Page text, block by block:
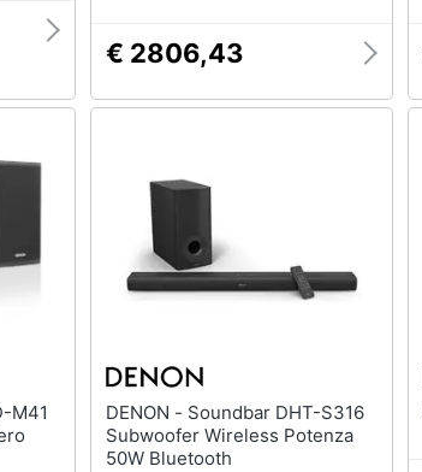
€ 2806,43
DENON - Soundbar DHT-S316
Subwoofer Wireless Potenza
50W Bluetooth